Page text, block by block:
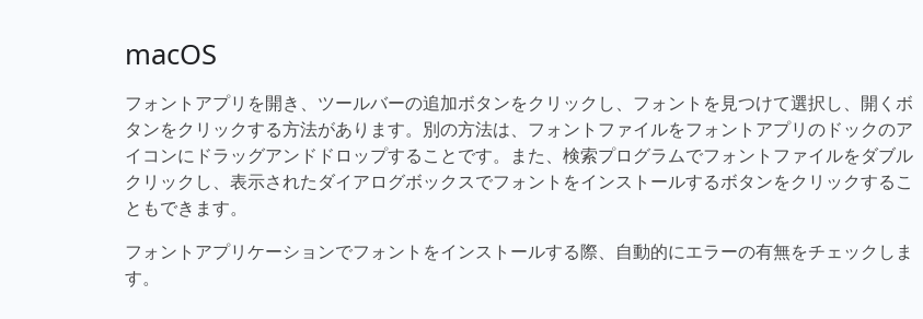
macOS
フォントアプリを開き、ツールバーの追加ボタンをクリックし、フォントを見つけて選択し、開くボ
タンをクリックする方法があります。別の方法は、フォントファイルをフォントアプリのドックのア
イコンにドラッグアンドドロップすることです。また、検索プログラムでフォントファイルをダブル
クリックし、表示されたダイアログボックスでフォントをインストールするボタンをクリックするこ
ともできます。
フォントアプリケーションでフォントをインストールする際、自動的にエラーの有無をチェックしま
す。